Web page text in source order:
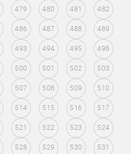
479 480 481 482
486 487 488 489
493 494 495 496
500 501 502 503
507 508 509 510
514 515 516 517
521 522 523 524
528 529 530 531